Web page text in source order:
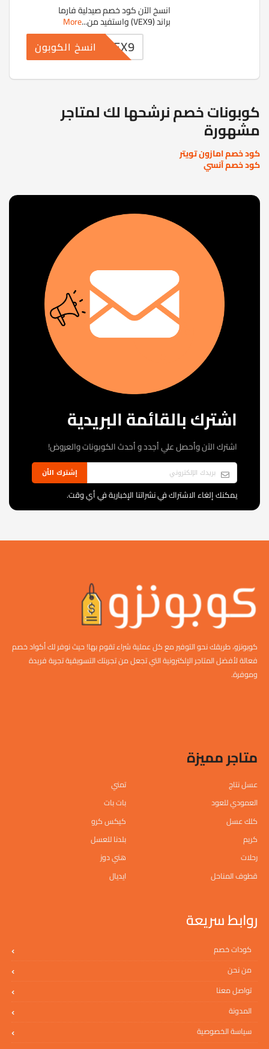
انسخ الآن كود خصم صيدلية فارما
براند (VEX9) واستفيد من ...
More
VEX9 انسخ الكوبون
كوبونات خصم نرشحها لك لمتاجر
مشهورة
كود خصم امازون تويتر
كود خصم آنسي
اشترك بالقائمة البريدية
اشترك الآن وأحصل علي أجدد و أحدث الكوبونات والعروض!
إشترك الأن
يمكنك إلغاء الاشتراك في نشراتنا الإخبارية في أي وقت.
كوبونزو، طريقك نحو التوفير مع كل عملية شراء تقوم بها! حيث نوفر لك أكواد خصم
فعالة لأفضل المتاجر الإلكترونية التي تجعل من تجربتك التسويقية تجربة فريدة
وموفرة.
متاجر مميزة
عسل نتاج
تمني
العمودي للعود
بات بات
كلك عسل
كيكس كرو
كريم
بلدنا للعسل
رحلات
هني دوز
قطوف المناحل
ايديال
روابط سريعة
كودات خصم
من نحن
تواصل معنا
المدونة
سياسة الخصوصية